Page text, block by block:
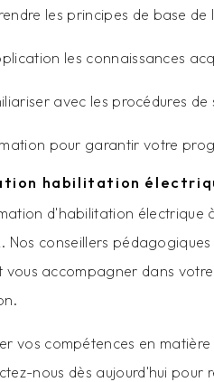
les principes de base de
les connaissances
avec les procédures de
pour garantir votre
habilitation
d'habilitation électrique
Nos conseillers
accompagner dans
vos compétences en matière
nous dès aujourd'hui pour